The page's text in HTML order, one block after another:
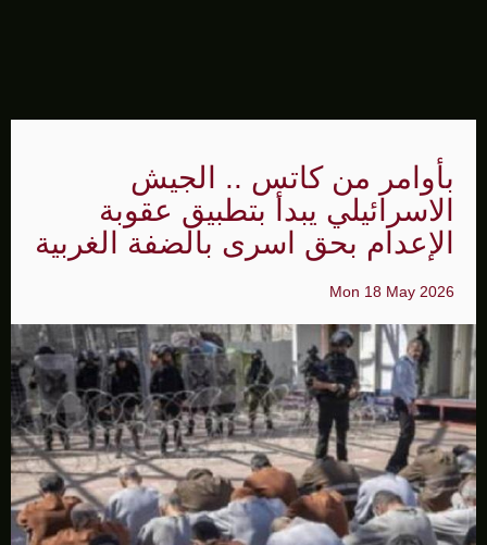
بأوامر من كاتس .. الجيش
الاسرائيلي يبدأ بتطبيق عقوبة
الإعدام بحق اسرى بالضفة الغربية
Mon 18 May 2026